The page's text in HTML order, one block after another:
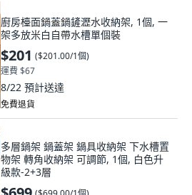
廚房檯面鍋蓋鍋鏟瀝水收納架, 1個, 一
架多放米白自帶水槽單個裝
$201 ($201.00/1個)
運費 $67
8/22 預計送達
免費退貨
多層鍋架 鍋蓋架 鍋具收納架 下水槽置
物架 轉角收納架 可調節, 1個, 白色升
級款-2+3層